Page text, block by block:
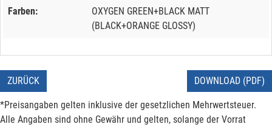
Farben:
OXYGEN GREEN+BLACK MATT
(BLACK+ORANGE GLOSSY)
ZURÜCK DOWNLOAD (PDF)
*Preisangaben gelten inklusive der gesetzlichen Mehrwertsteuer.
Alle Angaben sind ohne Gewähr und gelten, solange der Vorrat